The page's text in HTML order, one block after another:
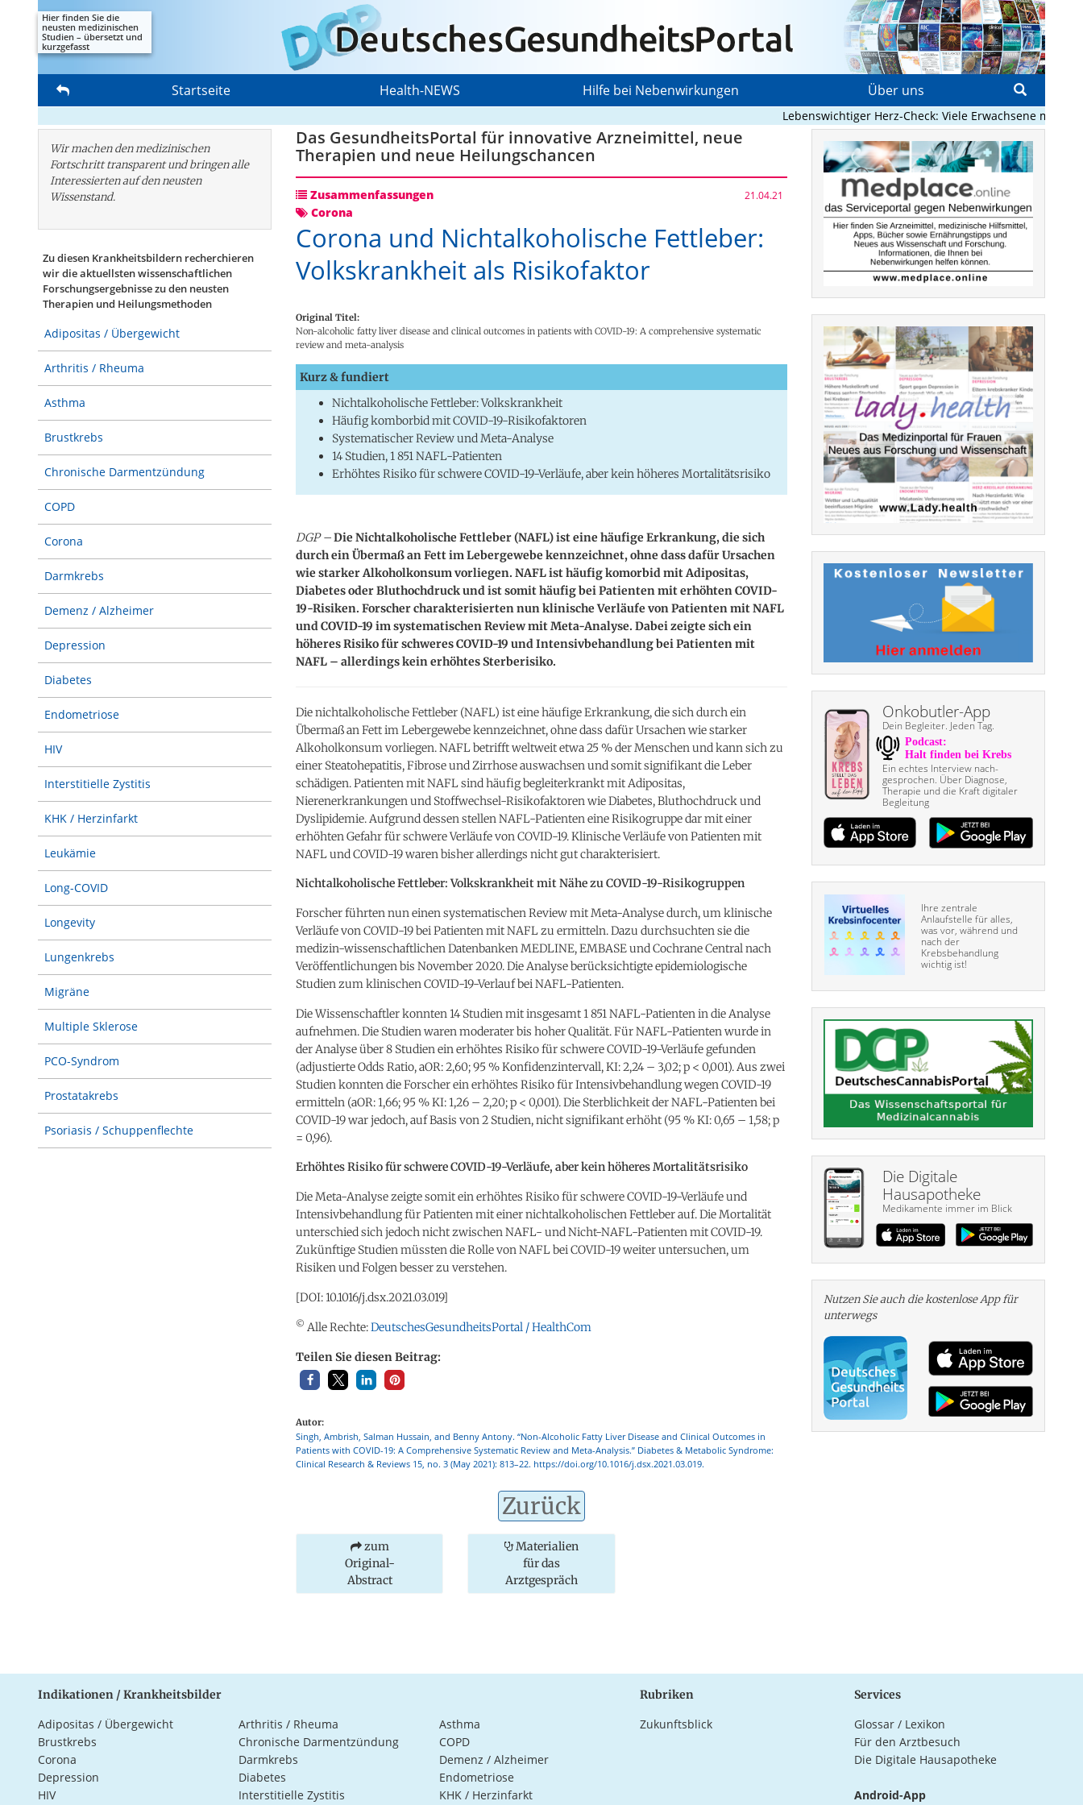
Hier finden Sie die
neusten medizinischen
Studien – übersetzt und
kurzgefasst
Startseite Health-NEWS Hilfe bei Nebenwirkungen Über uns
Lebenswichtiger Herz-Check: Viele Erwachsene mit
Wir machen den medizinischen
Fortschritt transparent und bringen alle
Interessierten auf den neusten
Wissenstand.
Zu diesen Krankheitsbildern recherchieren
wir die aktuellsten wissenschaftlichen
Forschungs­ergebnisse zu den neusten
Therapien und Heilungsmethoden
Adipositas / Übergewicht
Arthritis / Rheuma
Asthma
Brustkrebs
Chronische Darmentzündung
COPD
Corona
Darmkrebs
Demenz / Alzheimer
Depression
Diabetes
Endometriose
HIV
Interstitielle Zystitis
KHK / Herzinfarkt
Leukämie
Long-COVID
Longevity
Lungenkrebs
Migräne
Multiple Sklerose
PCO-Syndrom
Prostatakrebs
Psoriasis / Schuppenflechte
Das GesundheitsPortal für innovative Arzneimittel, neue
Therapien und neue Heilungschancen
Zusammenfassungen 21.04.21
Corona
Corona und Nichtalkoholische Fettleber:
Volkskrankheit als Risikofaktor
Original Titel:
Non-alcoholic fatty liver disease and clinical outcomes in patients with COVID-19: A comprehensive systematic
review and meta-analysis
Kurz & fundiert
Nichtalkoholische Fettleber: Volkskrankheit
Häufig komborbid mit COVID-19-Risikofaktoren
Systematischer Review und Meta-Analyse
14 Studien, 1 851 NAFL-Patienten
Erhöhtes Risiko für schwere COVID-19-Verläufe, aber kein höheres Mortalitätsrisiko
DGP –Die Nichtalkoholische Fettleber (NAFL) ist eine häufige Erkrankung, die sich
durch ein Übermaß an Fett im Lebergewebe kennzeichnet, ohne dass dafür Ursachen
wie starker Alkoholkonsum vorliegen. NAFL ist häufig komorbid mit Adipositas,
Diabetes oder Bluthochdruck und ist somit häufig bei Patienten mit erhöhten COVID-
19-Risiken. Forscher charakterisierten nun klinische Verläufe von Patienten mit NAFL
und COVID-19 im systematischen Review mit Meta-Analyse. Dabei zeigte sich ein
höheres Risiko für schweres COVID-19 und Intensivbehandlung bei Patienten mit
NAFL – allerdings kein erhöhtes Sterberisiko.
Die nichtalkoholische Fettleber (NAFL) ist eine häufige Erkrankung, die sich durch ein
Übermaß an Fett im Lebergewebe kennzeichnet, ohne dass dafür Ursachen wie starker
Alkoholkonsum vorliegen. NAFL betrifft weltweit etwa 25 % der Menschen und kann sich zu
einer Steatohepatitis, Fibrose und Zirrhose auswachsen und somit signifikant die Leber
schädigen. Patienten mit NAFL sind häufig begleiterkrankt mit Adipositas,
Nierenerkrankungen und Stoffwechsel-Risikofaktoren wie Diabetes, Bluthochdruck und
Dyslipidemie. Aufgrund dessen stellen NAFL-Patienten eine Risikogruppe dar mit einer
erhöhten Gefahr für schwere Verläufe von COVID-19. Klinische Verläufe von Patienten mit
NAFL und COVID-19 waren bisher allerdings nicht gut charakterisiert.
Nichtalkoholische Fettleber: Volkskrankheit mit Nähe zu COVID-19-Risikogruppen
Forscher führten nun einen systematischen Review mit Meta-Analyse durch, um klinische
Verläufe von COVID-19 bei Patienten mit NAFL zu ermitteln. Dazu durchsuchten sie die
medizin-wissenschaftlichen Datenbanken MEDLINE, EMBASE und Cochrane Central nach
Veröffentlichungen bis November 2020. Die Analyse berücksichtigte epidemiologische
Studien zum klinischen COVID-19-Verlauf bei NAFL-Patienten.
Die Wissenschaftler konnten 14 Studien mit insgesamt 1 851 NAFL-Patienten in die Analyse
aufnehmen. Die Studien waren moderater bis hoher Qualität. Für NAFL-Patienten wurde in
der Analyse über 8 Studien ein erhöhtes Risiko für schwere COVID-19-Verläufe gefunden
(adjustierte Odds Ratio, aOR: 2,60; 95 % Konfidenzintervall, KI: 2,24 – 3,02; p < 0,001). Aus zwei
Studien konnten die Forscher ein erhöhtes Risiko für Intensivbehandlung wegen COVID-19
ermitteln (aOR: 1,66; 95 % KI: 1,26 – 2,20; p < 0,001). Die Sterblichkeit der NAFL-Patienten bei
COVID-19 war jedoch, auf Basis von 2 Studien, nicht signifikant erhöht (95 % KI: 0,65 – 1,58; p
= 0,96).
Erhöhtes Risiko für schwere COVID-19-Verläufe, aber kein höheres Mortalitätsrisiko
Die Meta-Analyse zeigte somit ein erhöhtes Risiko für schwere COVID-19-Verläufe und
Intensivbehandlung für Patienten mit einer nichtalkoholischen Fettleber auf. Die Mortalität
unterschied sich jedoch nicht zwischen NAFL- und Nicht-NAFL-Patienten mit COVID-19.
Zukünftige Studien müssten die Rolle von NAFL bei COVID-19 weiter untersuchen, um
Risiken und Folgen besser zu verstehen.
[DOI: 10.1016/j.dsx.2021.03.019]
© Alle Rechte:DeutschesGesundheitsPortal / HealthCom
Teilen Sie diesen Beitrag:
Autor:
Singh, Ambrish, Salman Hussain, and Benny Antony. “Non-Alcoholic Fatty Liver Disease and Clinical Outcomes in
Patients with COVID-19: A Comprehensive Systematic Review and Meta-Analysis.” Diabetes & Metabolic Syndrome:
Clinical Research & Reviews 15, no. 3 (May 2021): 813–22. https://doi.org/10.1016/j.dsx.2021.03.019.
Zurück
zum
Original-
Abstract
Materialien
für das
Arztgespräch
Onkobutler-App
Dein Begleiter. Jeden Tag.
Ein echtes Interview nach­
gesprochen. Über Diagnose,
Therapie und die Kraft digitaler
Begleitung
Ihre zentrale
Anlaufstelle für alles,
was vor, während und
nach der
Krebsbehandlung
wichtig ist!
Die Digitale
Hausapotheke
Medikamente immer im Blick
Nutzen Sie auch die kosten­lose App für
unterwegs
Indikationen / Krankheitsbilder
Adipositas / Übergewicht Arthritis / Rheuma
Asthma
Brustkrebs
Chronische Darmentzündung
COPD
Corona
Darmkrebs
Demenz / Alzheimer
Depression
Diabetes
Endometriose
HIV
Interstitielle Zystitis
KHK / Herzinfarkt
Rubriken
Zukunftsblick
Services
Glossar / Lexikon
Für den Arztbesuch
Die Digitale Hausapotheke
Android-App